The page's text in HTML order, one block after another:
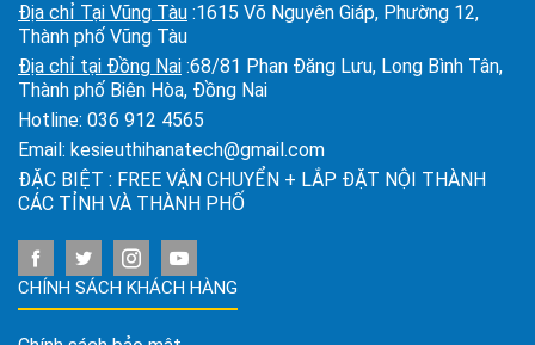
Địa chỉ Tại Vũng Tàu :1615 Võ Nguyên Giáp, Phường 12,
Thành phố Vũng Tàu
Địa chỉ tại Đồng Nai :68/81 Phan Đăng Lưu, Long Bình Tân,
Thành phố Biên Hòa, Đồng Nai
Hotline: 036 912 4565
Email: kesieuthihanatech@gmail.com
ĐẶC BIỆT : FREE VẬN CHUYỂN + LẮP ĐẶT NỘI THÀNH
CÁC TỈNH VÀ THÀNH PHỐ
CHÍNH SÁCH KHÁCH HÀNG